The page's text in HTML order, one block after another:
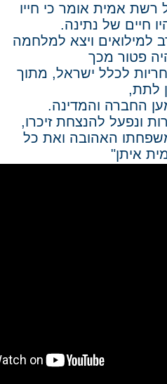
רשת אמית אומר כי חייו
חיים של נתינה.
למילואים ויצא למלחמה
פטור מכך
לכלל ישראל, מתוך
לתת,
החברה והמדינה.
ונפעל להנצחת זיכרו,
האהובה ואת כל
איתן"